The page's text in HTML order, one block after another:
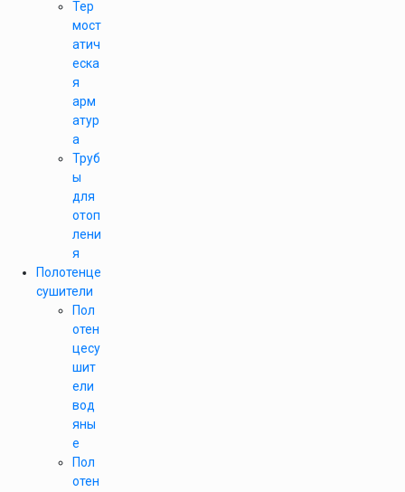
Тер
мост
атич
еска
я
арм
атур
а
Труб
ы
для
отоп
лени
я
Полотенце
сушители
Пол
отен
цесу
шит
ели
вод
яны
е
Пол
отен